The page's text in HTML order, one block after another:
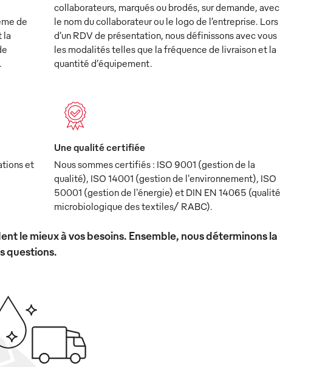
de
la
collaborateurs, marqués ou brodés, sur demande, avec
le nom du collaborateur ou le logo de l’entreprise. Lors
d’un RDV de présentation, nous définissons avec vous
les modalités telles que la fréquence de livraison et la
quantité d’équipement.
et
Une qualité certifiée
Nous sommes certifiés : ISO 9001 (gestion de la
qualité), ISO 14001 (gestion de l'environnement), ISO
50001 (gestion de l'énergie) et DIN EN 14065 (qualité
microbiologique des textiles/ RABC).
le mieux à vos besoins. Ensemble, nous déterminons la
questions.